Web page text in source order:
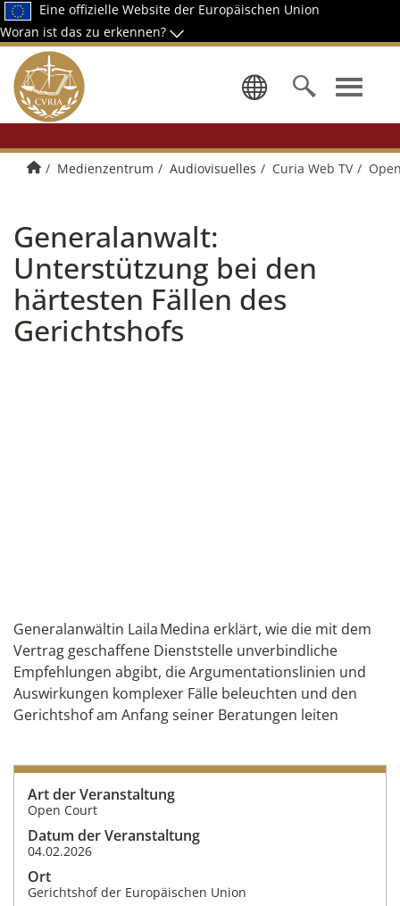
Eine offizielle Website der Europäischen Union
Woran ist das zu erkennen?
Wählen
HomeMedienzentrum Audiovisuelles Curia Web TV
Generalanwalt:
Unterstützung bei den
härtesten Fällen des
Gerichtshofs
Generalanwältin Laila Medina erklärt, wie die mit dem
Vertrag geschaffene Dienststelle unverbindliche
Empfehlungen abgibt, die Argumentationslinien und
Auswirkungen komplexer Fälle beleuchten und den
Gerichtshof am Anfang seiner Beratungen leiten
Art der Veranstaltung
Open Court
Datum der Veranstaltung
04.02.2026
Ort
Gerichtshof der Europäischen Union